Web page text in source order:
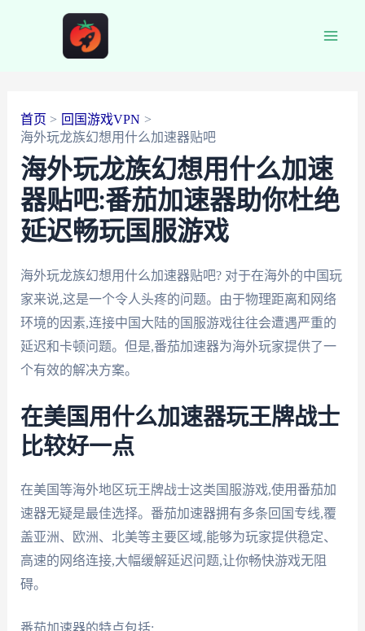
首页
回国游戏VPN
海外玩龙族幻想用什么加速器贴吧
海外玩龙族幻想用什么加速
器贴吧:番茄加速器助你杜绝
延迟畅玩国服游戏
海外玩龙族幻想用什么加速器贴吧? 对于在海外的中国玩
家来说,这是一个令人头疼的问题。由于物理距离和网络
环境的因素,连接中国大陆的国服游戏往往会遭遇严重的
延迟和卡顿问题。但是,番茄加速器为海外玩家提供了一
个有效的解决方案。
在美国用什么加速器玩王牌战士
比较好一点
在美国等海外地区玩王牌战士这类国服游戏,使用番茄加
速器无疑是最佳选择。番茄加速器拥有多条回国专线,覆
盖亚洲、欧洲、北美等主要区域,能够为玩家提供稳定、
高速的网络连接,大幅缓解延迟问题,让你畅快游戏无阻
碍。